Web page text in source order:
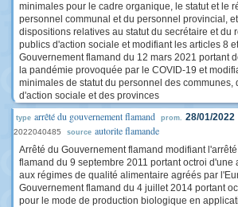
minimales pour le cadre organique, le statut et le
personnel communal et du personnel provincial,
dispositions relatives au statut du secrétaire et du
publics d'action sociale et modifiant les articles 8
Gouvernement flamand du 12 mars 2021 portant
la pandémie provoquée par le COVID-19 et
minimales de statut du personnel des communes,
d'action sociale et des provinces
type arrêté du gouvernement flamand prom. 28/01/2022
2022040485 source autorite flamande
Arrêté du Gouvernement flamand modifiant
flamand du 9 septembre 2011 portant octroi d'une
aux régimes de qualité alimentaire agréés par
Gouvernement flamand du 4 juillet 2014 portant
pour le mode de production biologique en